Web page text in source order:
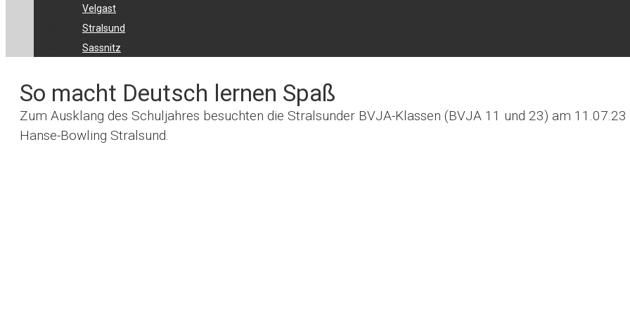
Velgast
Stralsund
Sassnitz
So macht Deutsch lernen Spaß
Zum Ausklang des Schuljahres besuchten die Stralsunder BVJA-Klassen (BVJA 11 und 23) am 11.07.23
Hanse-Bowling Stralsund.